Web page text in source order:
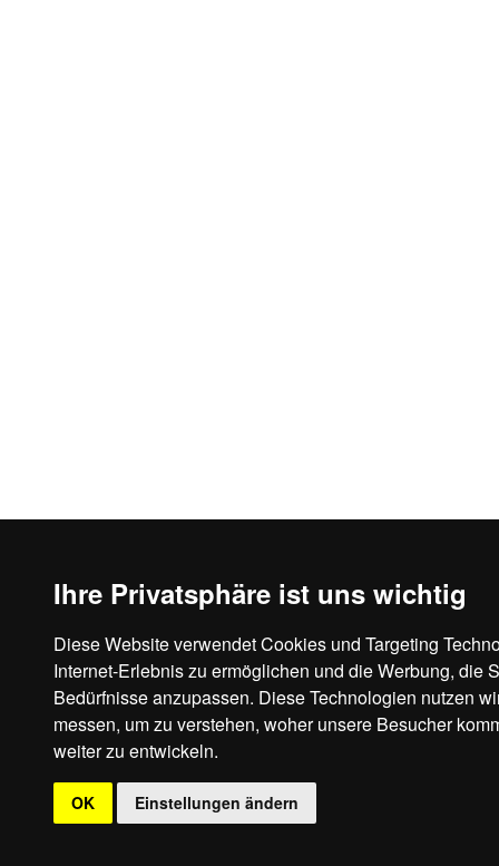
Ihre Privatsphäre ist uns wichtig
Diese Website verwendet Cookies und Targeting
Internet-Erlebnis zu ermöglichen und die Werbung, die
Bedürfnisse anzupassen. Diese Technologien nutzen
messen, um zu verstehen, woher unsere Besucher
weiter zu entwickeln.
OK Einstellungen ändern